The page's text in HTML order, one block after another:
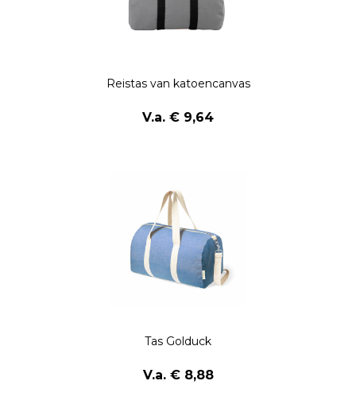
Reistas van katoencanvas
V.a. € 9,64
Tas Golduck
V.a. € 8,88